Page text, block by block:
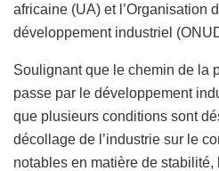
africaine (UA) et l’Organisation
développement industriel
Soulignant que le chemin de la
passe par le développement
que plusieurs conditions sont
décollage de l’industrie sur le
notables en matière de stabilité,